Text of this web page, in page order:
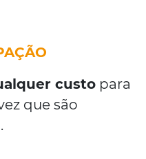
custo para
que são